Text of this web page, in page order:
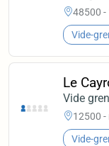
48500 -
Vide-
Le
Vide
12500 -
Vide-